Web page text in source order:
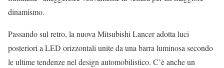
dinamismo.
Passando sul retro, la nuova Mitsubishi Lancer adotta luci
posteriori a LED orizzontali unite da una barra luminosa secondo
le ultime tendenze nel design automobilistico. C’è anche un